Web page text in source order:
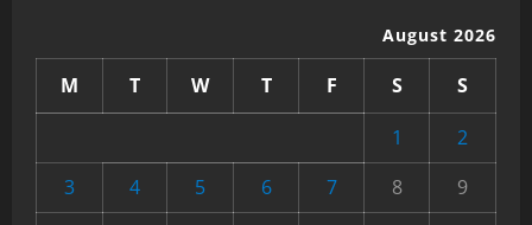
August 2026
M T W T F S
S
1
2
3
4 5 6 7 8
9